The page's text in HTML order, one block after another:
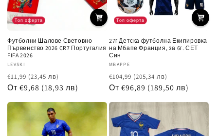
Топ оферта
Футболни Шалове Световно
Първенство 2026 CR7 Португалия
FIFA 2026
Доставчик:
LEVSKI
Обичайна
цена
€11,99(23,45 лв)
при
От €9,68 (18,93 лв)
Топ оферта
27г Детска футболна Екипировка
на Мбапе Франция, за 6г. СЕТ
Син
Доставчик:
MBAPPE
Обичайна
цена
€104,99(205,34 лв)
при
От €96,89 (189,50 лв)